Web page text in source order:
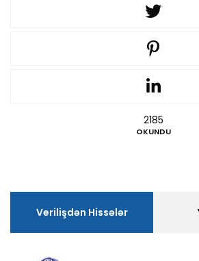
2185
OKUNDU
Verilişdən Hissələr